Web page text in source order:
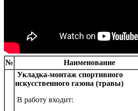
№ Наименование
Укладка-монтаж спортивного
искусственного газона (травы)
В работу входит: